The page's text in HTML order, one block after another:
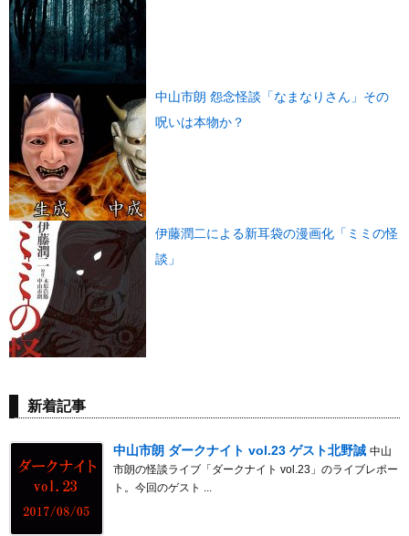
中山市朗 怨念怪談「なまなりさん」その
呪いは本物か？
伊藤潤二による新耳袋の漫画化「ミミの怪
談」
新着記事
中山市朗 ダークナイト vol.23 ゲスト北野誠 中山
市朗の怪談ライブ「ダークナイト vol.23」のライブレポー
ト。今回のゲスト ...